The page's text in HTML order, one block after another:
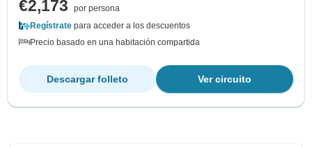
€2,173
por persona
Regístrate para acceder a los descuentos
Precio basado en una habitación compartida
Ver circuito
Descargar folleto